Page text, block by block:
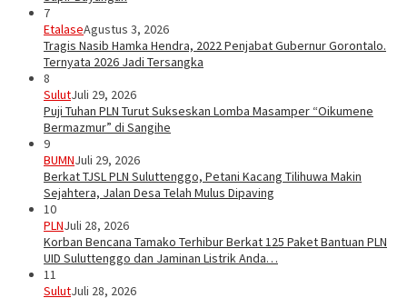
7
EtalaseAgustus 3, 2026
Tragis Nasib Hamka Hendra, 2022 Penjabat Gubernur Gorontalo.
Ternyata 2026 Jadi Tersangka
8
SulutJuli 29, 2026
Puji Tuhan PLN Turut Sukseskan Lomba Masamper “Oikumene
Bermazmur” di Sangihe
9
BUMNJuli 29, 2026
Berkat TJSL PLN Suluttenggo, Petani Kacang Tilihuwa Makin
Sejahtera, Jalan Desa Telah Mulus Dipaving
10
PLNJuli 28, 2026
Korban Bencana Tamako Terhibur Berkat 125 Paket Bantuan PLN
UID Suluttenggo dan Jaminan Listrik Anda…
11
SulutJuli 28, 2026